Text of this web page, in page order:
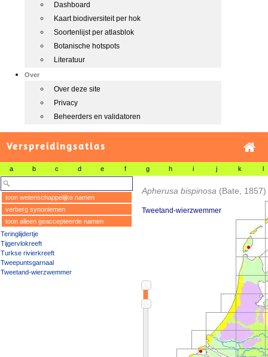
Dashboard
Kaart biodiversiteit per hok
Soortenlijst per atlasblok
Botanische hotspots
Literatuur
Over
Over deze site
Privacy
Beheerders en validatoren
Verspreidingsatlas
a b c d e f g h i j k l
toon wetenschappelijke namen
verberg synoniemen
toon alleen geaccepteerde namen
Teringlijdertje
Tijgervlokreeft
Turkse rivierkreeft
Tweepuntsgarnaal
Tweetand-wierzwemmer
Apherusa bispinosa (Bate, 1857)
Tweetand-wierzwemmer